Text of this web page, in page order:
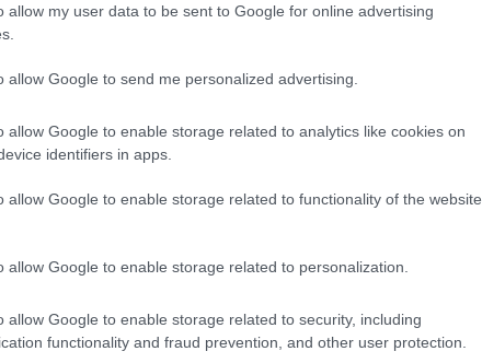
allow my user data to be sent to Google for online advertising
allow Google to send me personalized advertising.
allow Google to enable storage related to analytics like cookies on
identifiers in apps.
allow Google to enable storage related to functionality of the website
allow Google to enable storage related to personalization.
allow Google to enable storage related to security, including
functionality and fraud prevention, and other user protection.
celebre concept store Biba, ha lanciato una
suoi prodotti non solo avevano packaging
colori mai visti prima, come blush e
un po’? La #4 della sua collezione era un
aperta! Questo approccio innovativo non ha
ma ha anche aperto la strada a una
mai pensato che un blush verde
definito il look